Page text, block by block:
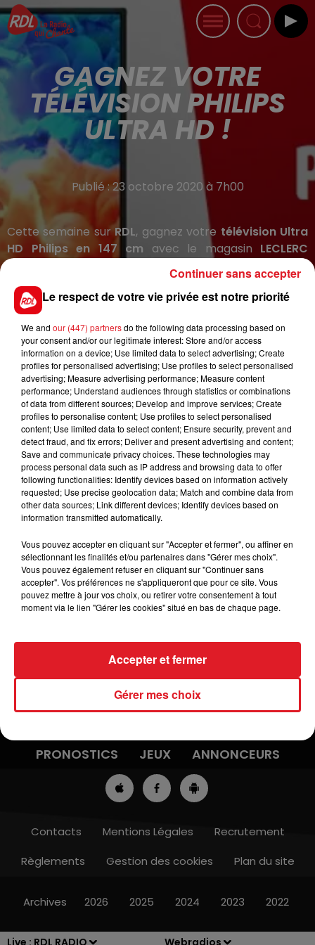
Live : RDL RADIO Webradios
GAGNEZ VOTRE
TÉLÉVISION PHILIPS
ULTRA HD !
Publié : 23 octobre 2020 à 7h00
Cette semaine surRDL, gagnez votre télévision Ultra
HD Philips en 147 cm avec le magasin LECLERC
d'Herlin-Le-Sec
Profitez pour tous vos contenus d'une qualité d'image
Ultra Haute définitionet re-découvrez le plaisir d'une
soirée télé-canapé pour toute la famille.
Inscrivez-vous au 0892 12 8000dans"Debout c'est
l'Heure"avec Adrien et Claire pour gagner la nouvelle
"reine" de votre salon !
Le gagnant sera contacté par téléphone.
Bonne chance...
Site Officiel E.Leclerc Herlin-Le-Sec
Site Officiel Téléviseurs Philips
Le jeu est terminé
PRONOSTICS
JEUX ANNONCEURS
Contacts Mentions Légales
Recrutement
Règlements
Gestion des cookies Plan du site
Archives 2026 2025 2024 2023 2022
Le respect de votre vie privée est notre priorité
We and our (447) partnersdo the following data processing based on
your consent and/or our legitimate interest: Store and/or access
information on a device; Use limited data to select advertising; Create
profiles for personalised advertising; Use profiles to select personalised
advertising; Measure advertising performance; Measure content
performance; Understand audiences through statistics or combinations
of data from different sources; Develop and improve services; Create
profiles to personalise content; Use profiles to select personalised
content; Use limited data to select content; Ensure security, prevent and
detect fraud, and fix errors; Deliver and present advertising and content;
Save and communicate privacy choices. These technologies may
process personal data such as IP address and browsing data to offer
following functionalities: Identify devices based on information actively
requested; Use precise geolocation data; Match and combine data from
other data sources; Link different devices; Identify devices based on
information transmitted automatically.
Vous pouvez accepter en cliquant sur "Accepter et fermer", ou affiner en
sélectionnant les finalités et/ou partenaires dans "Gérer mes choix".
Vous pouvez également refuser en cliquant sur "Continuer sans
accepter". Vos préférences ne s'appliqueront que pour ce site. Vous
pouvez mettre à jour vos choix, ou retirer votre consentement à tout
moment via le lien "Gérer les cookies" situé en bas de chaque page.
Gérer mes choix
Accepter et fermer
Continuer sans accepter